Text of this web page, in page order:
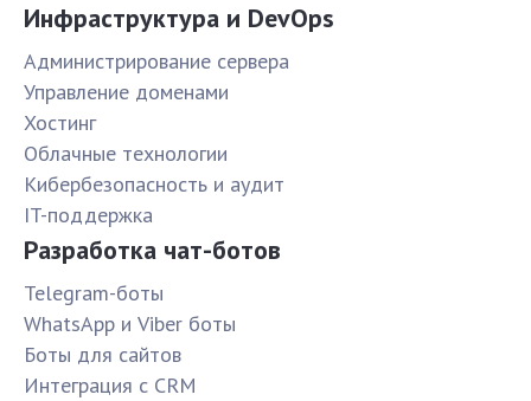
Инфраструктура и DevOps
Администрирование сервера
Управление доменами
Хостинг
Облачные технологии
Кибербезопасность и аудит
IT-поддержка
Разработка чат-ботов
Telegram-боты
WhatsApp и Viber боты
Боты для сайтов
Интеграция с CRM